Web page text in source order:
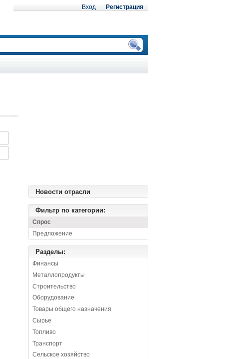
Вход Регистрация
Новости отрасли
Фильтр по категории:
Спрос
Предложение
Разделы:
Финансы
Металлопродукты
Строительство
Оборудование
Товары общего назначения
Сырье
Топливо
Транспорт
Сельское хозяйство